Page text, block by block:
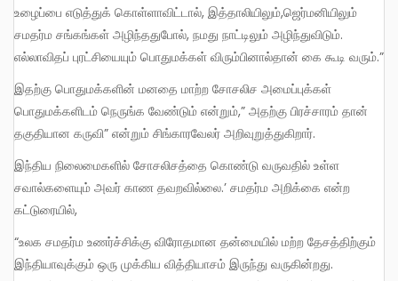
உழைப்பை எடுத்துக் கொள்ளாவிட்டால், இத்தாலியிலும்,ஜெர்மனியிலும்
சமதர்ம சங்கங்கள் அழிந்ததுபோல், நமது நாட்டிலும் அழிந்துவிடும்.
எல்லாவிதப் புரட்சியையும் பொதுமக்கள் விரும்பினால்தான் கை கூடி வரும்.”
இதற்கு பொதுமக்களின் மனதை மாற்ற சோசலிச அமைப்புக்கள்
பொதுமக்களிடம் நெருங்க வேண்டும் என்றும்,” அதற்கு பிரச்சாரம் தான்
தகுதியான கருவி” என்றும் சிங்காரவேலர் அறிவுறுத்துகிறார்.
இந்திய நிலைமைகளில் சோசலிசத்தை கொண்டு வருவதில் உள்ள
சவால்களையும் அவர் காண தவறவில்லை.’ சமதர்ம அறிக்கை என்ற
கட்டுரையில்,
“உலக சமதர்ம உணர்ச்சிக்கு விரோதமான தன்மையில் மற்ற தேசத்திற்கும்
இந்தியாவுக்கும் ஒரு முக்கிய வித்தியாசம் இருந்து வருகின்றது.